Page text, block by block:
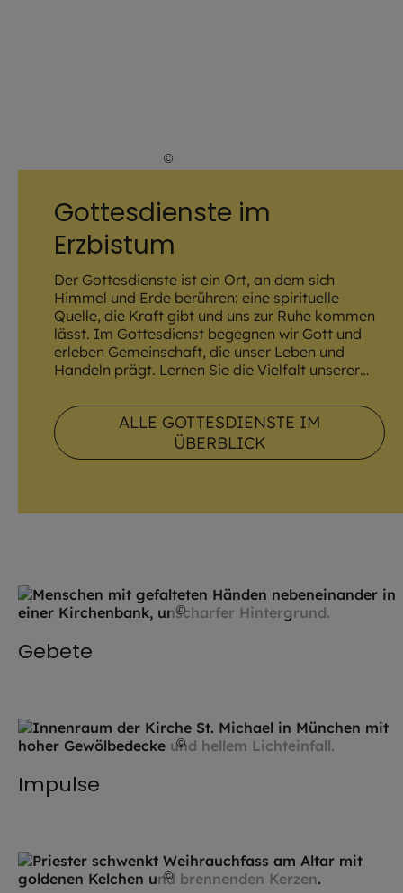
©
Gottesdienste im
Erzbistum
Der Gottesdienste ist ein Ort, an dem sich
Himmel und Erde berühren: eine spirituelle
Quelle, die Kraft gibt und uns zur Ruhe kommen
lässt. Im Gottesdienst begegnen wir Gott und
erleben Gemeinschaft, die unser Leben und
Handeln prägt. Lernen Sie die Vielfalt unserer
ALLE GOTTESDIENSTE IM
ÜBERBLICK
© Hendrik Steffens / EOM
Gebete
© Hendrik Steffens / EOM
Impulse
© Robert Kiderle / EOM